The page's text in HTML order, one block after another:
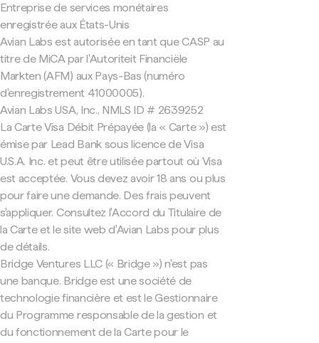
Entreprise de services monétaires
enregistrée aux États-Unis
Avian Labs est autorisée en tant que CASP au
titre de MiCA par l'Autoriteit Financiële
Markten (AFM) aux Pays-Bas (numéro
d'enregistrement 41000005).
Avian Labs USA, Inc., NMLS ID # 2639252
La Carte Visa Débit Prépayée (la « Carte ») est
émise par Lead Bank sous licence de Visa
U.S.A. Inc. et peut être utilisée partout où Visa
est acceptée. Vous devez avoir 18 ans ou plus
pour faire une demande. Des frais peuvent
s'appliquer. Consultez l'Accord du Titulaire de
la Carte et le site web d'Avian Labs pour plus
de détails.
Bridge Ventures LLC (« Bridge ») n'est pas
une banque. Bridge est une société de
technologie financière et est le Gestionnaire
du Programme responsable de la gestion et
du fonctionnement de la Carte pour le